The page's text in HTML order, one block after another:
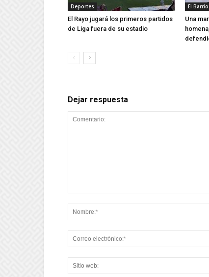
Deportes
El Rayo jugará los primeros partidos
de Liga fuera de su estadio
El Barrio
Una
Dejar respuesta